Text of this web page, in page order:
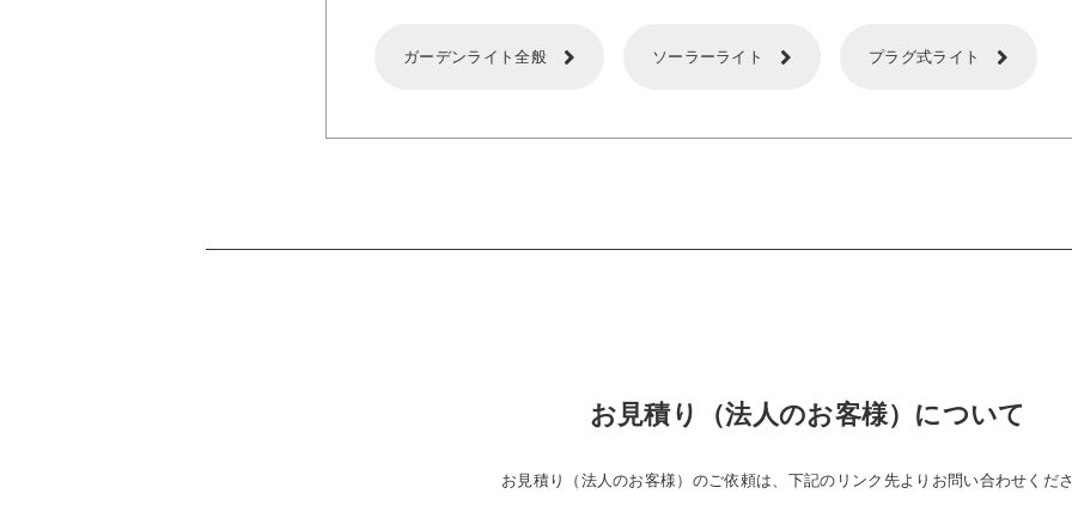
ガーデンライト全般 ソーラーライト プラグ式ライト
お見積り（法人のお客様）について
お見積り（法人のお客様）のご依頼は、下記のリンク先よりお問い合わせくだ